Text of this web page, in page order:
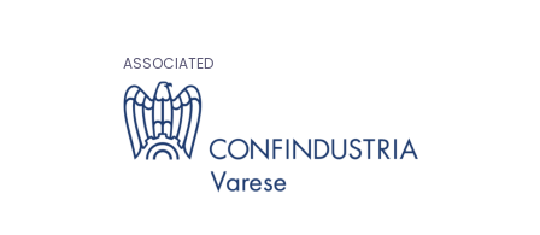
ASSOCIATED